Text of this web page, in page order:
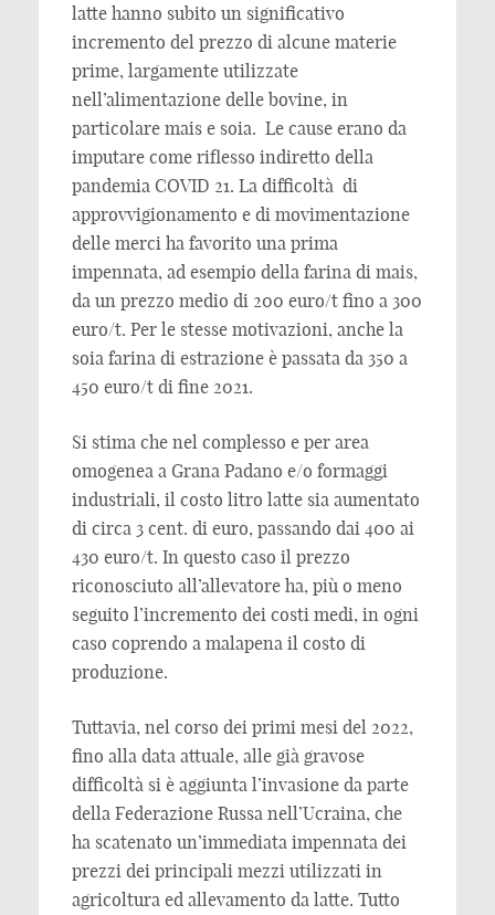
latte hanno subito un significativo
incremento del prezzo di alcune materie
prime, largamente utilizzate
nell’alimentazione delle bovine, in
particolare mais e soia. Le cause erano da
imputare come riflesso indiretto della
pandemia COVID 21. La difficoltà di
approvvigionamento e di movimentazione
delle merci ha favorito una prima
impennata, ad esempio della farina di mais,
da un prezzo medio di 200 euro/t fino a 300
euro/t. Per le stesse motivazioni, anche la
soia farina di estrazione è passata da 350 a
450 euro/t di fine 2021.
Si stima che nel complesso e per area
omogenea a Grana Padano e/o formaggi
industriali, il costo litro latte sia aumentato
di circa 3 cent. di euro, passando dai 400 ai
430 euro/t. In questo caso il prezzo
riconosciuto all’allevatore ha, più o meno
seguito l’incremento dei costi medi, in ogni
caso coprendo a malapena il costo di
produzione.
Tuttavia, nel corso dei primi mesi del 2022,
fino alla data attuale, alle già gravose
difficoltà si è aggiunta l’invasione da parte
della Federazione Russa nell’Ucraina, che
ha scatenato un’immediata impennata dei
prezzi dei principali mezzi utilizzati in
agricoltura ed allevamento da latte. Tutto